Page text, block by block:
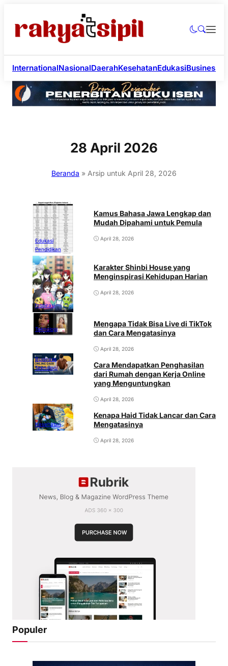
InternationalNasionalDaerahKesehatanEdukasiBusiness
28 April 2026
Beranda » Arsip untuk April 28, 2026
Edukasi
Pendidikan
Kamus Bahasa Jawa Lengkap dan
Mudah Dipahami untuk Pemula
April 28, 2026
Inspirasi
Karakter Shinbi House yang
Menginspirasi Kehidupan Harian
April 28, 2026
Teknologi
Mengapa Tidak Bisa Live di TikTok
dan Cara Mengatasinya
April 28, 2026
Business
Teknologi
Cara Mendapatkan Penghasilan
dari Rumah dengan Kerja Online
yang Menguntungkan
April 28, 2026
Kesehatan
Kenapa Haid Tidak Lancar dan Cara
Mengatasinya
April 28, 2026
Populer